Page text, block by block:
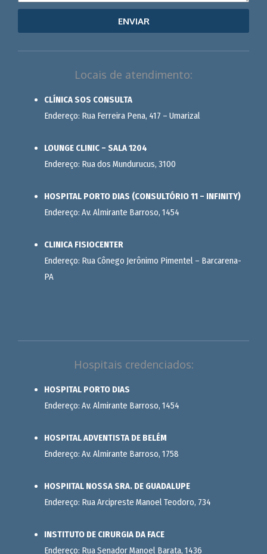
ENVIAR
Locais de atendimento:
CLÍNICA SOS CONSULTA
Endereço: Rua Ferreira Pena, 417 – Umarizal
LOUNGE CLINIC – SALA 1204
Endereço: Rua dos Mundurucus, 3100
HOSPITAL PORTO DIAS (CONSULTÓRIO 11 – INFINITY)
Endereço: Av. Almirante Barroso, 1454
CLINICA FISIOCENTER
Endereço: Rua Cônego Jerônimo Pimentel – Barcarena-
PA
Hospitais credenciados:
HOSPITAL PORTO DIAS
Endereço: Av. Almirante Barroso, 1454
HOSPITAL ADVENTISTA DE BELÉM
Endereço: Av. Almirante Barroso, 1758
HOSPIITAL NOSSA SRA. DE GUADALUPE
Endereço: Rua Arcipreste Manoel Teodoro, 734
INSTITUTO DE CIRURGIA DA FACE
Endereço: Rua Senador Manoel Barata, 1436